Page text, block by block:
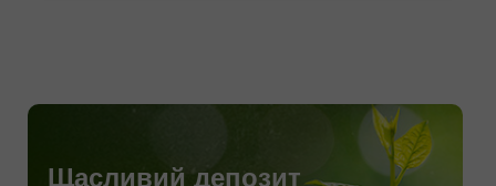
Щасливий депозит